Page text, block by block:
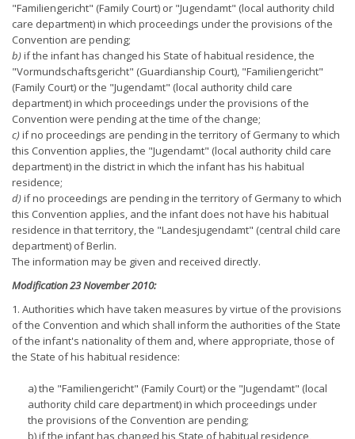
"Familiengericht" (Family Court) or "Jugendamt" (local authority child
care department) in which proceedings under the provisions of the
Convention are pending;
b)if the infant has changed his State of habitual residence, the
"Vormundschaftsgericht" (Guardianship Court), "Familiengericht"
(Family Court) or the "Jugendamt" (local authority child care
department) in which proceedings under the provisions of the
Convention were pending at the time of the change;
c)if no proceedings are pending in the territory of Germany to which
this Convention applies, the "Jugendamt" (local authority child care
department) in the district in which the infant has his habitual
residence;
d)if no proceedings are pending in the territory of Germany to which
this Convention applies, and the infant does not have his habitual
residence in that territory, the "Landesjugendamt" (central child care
department) of Berlin.
The information may be given and received directly.
Modification 23 November 2010:
1. Authorities which have taken measures by virtue of the provisions
of the Convention and which shall inform the authorities of the State
of the infant's nationality of them and, where appropriate, those of
the State of his habitual residence:
a) the "Familiengericht" (Family Court) or the "Jugendamt" (local
authority child care department) in which proceedings under
the provisions of the Convention are pending;
b) if the infant has changed his State of habitual residence,